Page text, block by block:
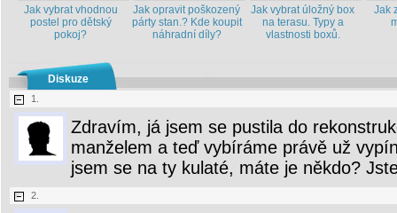
Jak vybrat vhodnou
postel pro dětský
pokoj?
Jak opravit poškozený
párty stan.? Kde koupit
náhradní díly?
Jak vybrat úložný box
na terasu. Typy a
vlastnosti boxů.
Jak
Diskuze
1.
Zdravím, já jsem se pustila do
manželem a teď vybíráme právě už
jsem se na ty kulaté, máte je někdo?
2.